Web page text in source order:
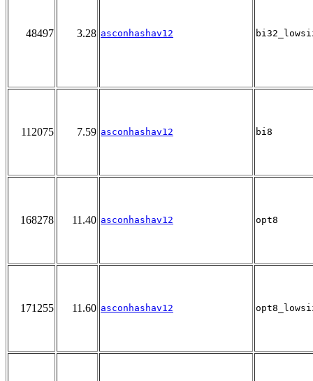
48497 3.28 asconhashav12
112075 7.59 asconhashav12 bi8
168278 11.40 asconhashav12 opt8
171255 11.60 asconhashav12